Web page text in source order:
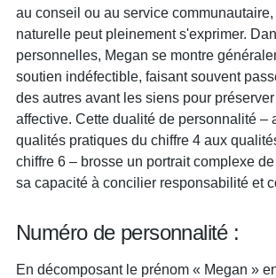
au conseil ou au service
naturelle peut pleinement s'exprimer.
personnelles, Megan se montre
soutien indéfectible, faisant souvent
des autres avant les siens pour
affective. Cette dualité de personnalité –
qualités pratiques du chiffre 4 aux
chiffre 6 – brosse un portrait complexe
sa capacité à concilier responsabilité et
Numéro de personnalité :
En décomposant le prénom « Megan »